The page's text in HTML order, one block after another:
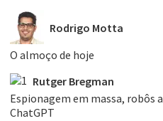
Rodrigo Motta
O almoço de hoje
Rutger Bregman
Espionagem em massa, robôs
ChatGPT